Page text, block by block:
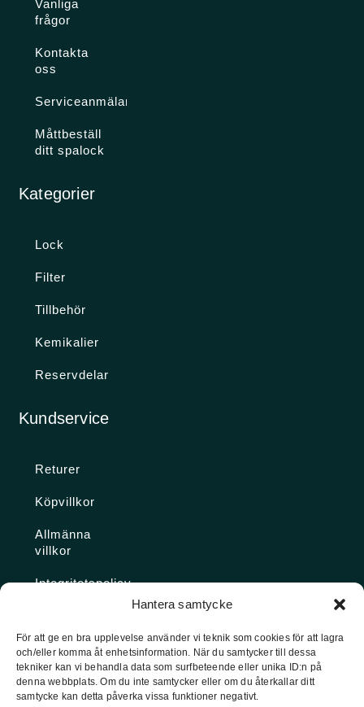
Hantera samtycke
För att ge en bra upplevelse använder vi teknik som cookies för att lagra
och/eller komma åt enhetsinformation. När du samtycker till dessa
tekniker kan vi behandla data som surfbeteende eller unika ID:n på
denna webbplats. Om du inte samtycker eller om du återkallar ditt
samtycke kan detta påverka vissa funktioner negativt.
Vanliga
frågor
Kontakta
oss
Serviceanmälan
Måttbeställ
ditt spalock
Kategorier
Lock
Filter
Tillbehör
Kemikalier
Reservdelar
Kundservice
Returer
Köpvillkor
Allmänna
villkor
Integritetspolicy
Konto
Glömt